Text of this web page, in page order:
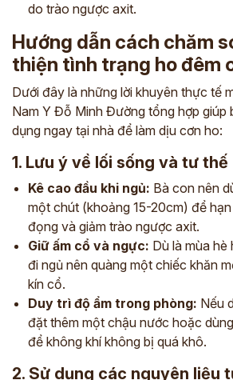
do trào ngược axit.
Hướng dẫn cách chăm
thiện tình trạng ho đêm
Dưới đây là những lời khuyên thực tế
Nam Y Đỗ Minh Đường tổng hợp giúp
dụng ngay tại nhà để làm dịu cơn ho:
1. Lưu ý về lối sống và tư thế
Kê cao đầu khi ngủ: Bà con nên
một chút (khoảng 15-20cm) để
đọng và giảm trào ngược axit.
Giữ ấm cổ và ngực: Dù là mùa hè
đi ngủ nên quàng một chiếc khăn
kín cổ.
Duy trì độ ẩm trong phòng: Nếu
đặt thêm một chậu nước hoặc
để không khí không bị quá khô.
2. Sử dụng các nguyên liệu
ĐĂNG KÝ TƯ VẤN
THĂM KHÁM